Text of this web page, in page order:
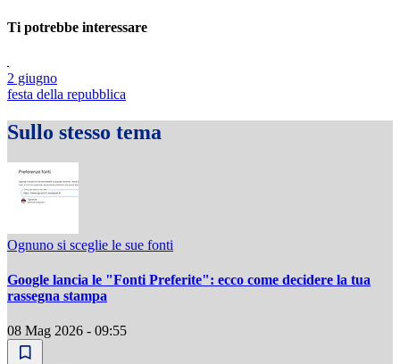
Ti potrebbe interessare
2 giugno
festa della repubblica
Sullo stesso tema
Ognuno si sceglie le sue fonti
Google lancia le "Fonti Preferite": ecco come decidere la tua
rassegna stampa
08 Mag 2026 - 09:55